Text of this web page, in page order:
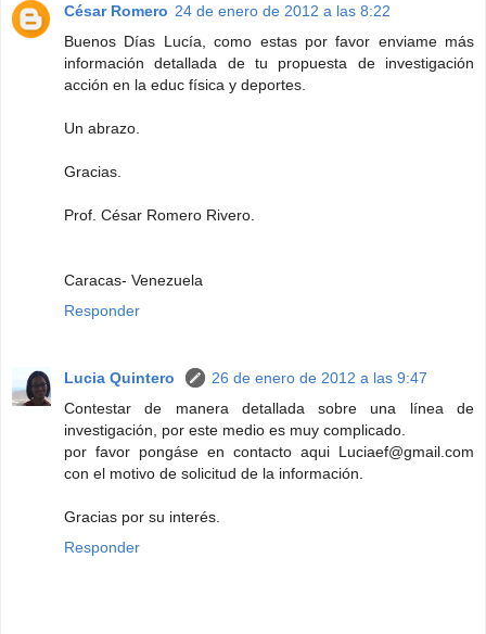
César Romero 24 de enero de 2012 a las 8:22
Buenos Días Lucía, como estas por favor enviame más
información detallada de tu propuesta de investigación
acción en la educ física y deportes.
Un abrazo.
Gracias.
Prof. César Romero Rivero.
Caracas- Venezuela
Responder
Lucia Quintero
26 de enero de 2012 a las 9:47
Contestar de manera detallada sobre una línea de
investigación, por este medio es muy complicado.
por favor pongáse en contacto aqui Luciaef@gmail.com
con el motivo de solicitud de la información.
Gracias por su interés.
Responder